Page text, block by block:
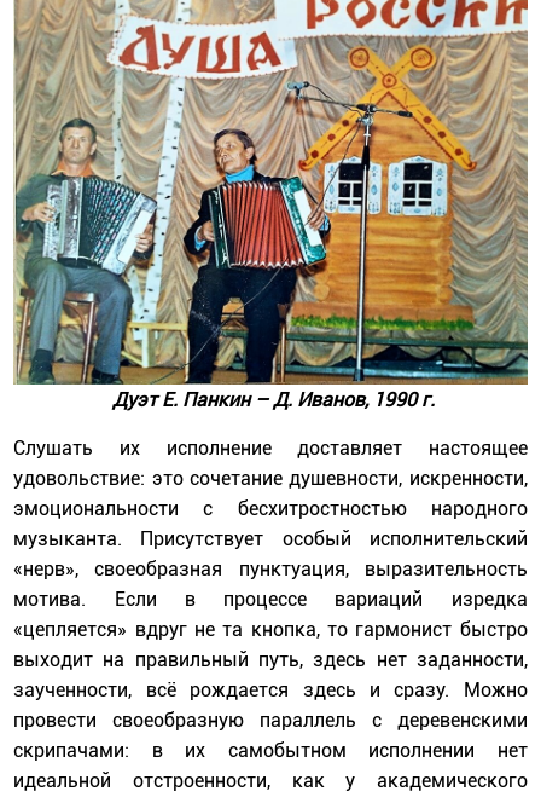
Дуэт Е. Панкин –Д. Иванов, 1990 г.
Слушать их исполнение доставляет настоящее
удовольствие: это сочетание душевности, искренности,
эмоциональности с бесхитростностью народного
музыканта. Присутствует особый исполнительский
«нерв», своеобразная пунктуация, выразительность
мотива. Если в процессе вариаций изредка
«цепляется» вдруг не та кнопка, то гармонист быстро
выходит на правильный путь, здесь нет заданности,
заученности, всё рождается здесь и сразу. Можно
провести своеобразную параллель с деревенскими
скрипачами: в их самобытном исполнении нет
идеальной отстроенности, как у академического